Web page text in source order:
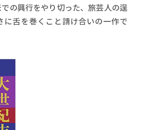
の興行をやり切った、旅芸人の逞
に舌を巻くこと請け合いの一作で